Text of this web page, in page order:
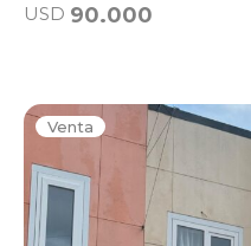
USD 90.000
Venta